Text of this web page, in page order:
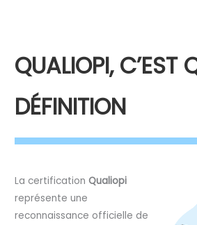
QUALIOPI, C’EST
DÉFINITION
La certification Qualiopi
représente une
reconnaissance officielle de